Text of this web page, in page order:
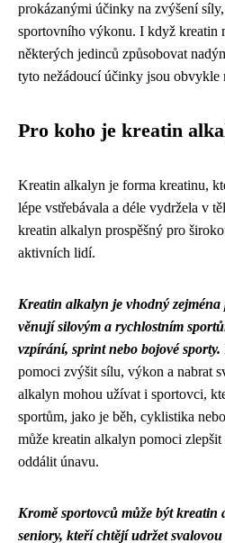
prokázanými účinky na zvýšení
sportovního výkonu. I když kreatin
některých jedinců způsobovat
tyto nežádoucí účinky jsou obvykle
Pro koho je kreatin
Kreatin alkalyn je forma kreatinu,
lépe vstřebávala a déle vydržela v
kreatin alkalyn prospěšný pro
aktivních lidí.
Kreatin alkalyn je vhodný zejména
věnují silovým a rychlostním
vzpírání, sprint nebo bojové sporty.
pomoci zvýšit sílu, výkon a nabrat
alkalyn mohou užívat i sportovci,
sportům, jako je běh, cyklistika
může kreatin alkalyn pomoci
oddálit únavu.
Kromě sportovců může být kreatin
seniory, kteří chtějí udržet